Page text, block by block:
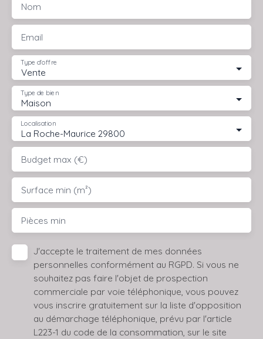
Nom
Email
Vente
Type d'offre
Maison
Type de bien
La Roche-Maurice 29800
Localisation
Budget max (€)
Surface min (m²)
Pièces min
J'accepte le traitement de mes données
personnelles conformément au RGPD. Si vous ne
souhaitez pas faire l'objet de prospection
commerciale par voie téléphonique, vous pouvez
vous inscrire gratuitement sur la liste d'opposition
au démarchage téléphonique, prévu par l'article
L223-1 du code de la consommation, sur le site